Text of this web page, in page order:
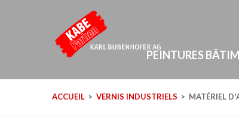
PEINTURES
ACCUEIL VERNIS INDUSTRIELS MATÉRIEL